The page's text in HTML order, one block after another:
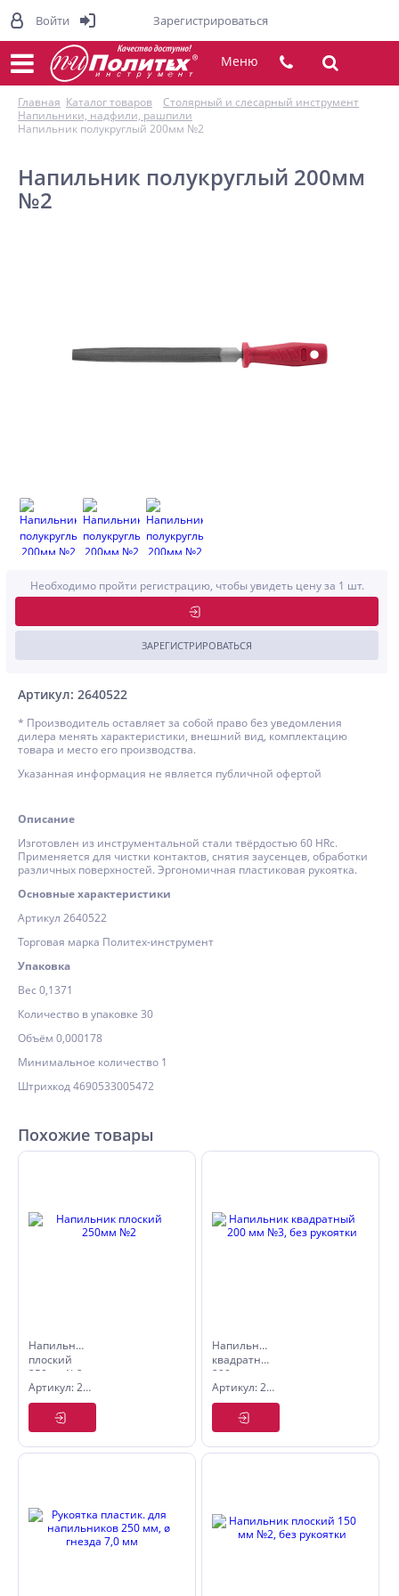
Меню
Главная Каталог товаров
Столярный и слесарный инструмент
Напильники, надфили, рашпили
Напильник полукруглый 200мм №2
Напильник полукруглый 200мм
№2
Артикул: 2640522
Необходимо пройти регистрацию, чтобы увидеть цену за 1 шт.
ЗАРЕГИСТРИРОВАТЬСЯ
* Производитель оставляет за собой право без уведомления
дилера менять характеристики, внешний вид, комплектацию
товара и место его производства.
Указанная информация не является публичной офертой
Описание
Изготовлен из инструментальной стали твёрдостью 60 HRc.
Применяется для чистки контактов, снятия заусенцев, обработки
различных поверхностей. Эргономичная пластиковая рукоятка.
Основные характеристики
Артикул 2640522
Торговая марка Политех-инструмент
Упаковка
Вес 0,1371
Количество в упаковке 30
Объём 0,000178
Минимальное количество 1
Штрихкод 4690533005472
Похожие товары
Напильник
плоский
250мм №2
Артикул: 2640432
Напильник
квадратный
200 мм
№3, без
рукоятки
Артикул: 2630123
Войти Зарегистрироваться